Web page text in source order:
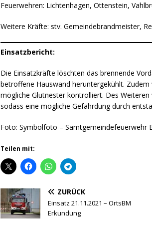
Feuerwehren: Lichtenhagen, Ottenstein,
Weitere Kräfte: stv. Gemeindebrandmeister,
Einsatzbericht:
Die Einsatzkräfte löschten das brennende
betroffene Hauswand heruntergekühlt.
mögliche Glutnester kontrolliert. Des
sodass eine mögliche Gefährdung durch
Foto: Symbolfoto – Samtgemeindefeuerwehr
Teilen mit:
ZURÜCK
Einsatz 21.11.2021 – OrtsBM
Erkundung